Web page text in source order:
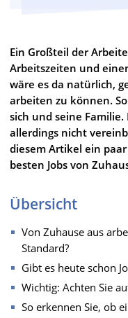
Ein Großteil der
Arbeitszeiten und
wäre es da natürlich,
arbeiten zu können.
sich und seine
allerdings nicht
diesem Artikel ein
besten Jobs von
Übersicht
Von Zuhause aus
Standard?
Gibt es heute schon
Wichtig: Achten Sie
So erkennen Sie, ob